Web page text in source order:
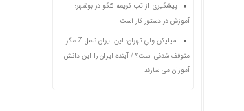
پیشگیری از تب کریمه کنگو در بوشهر؛
آموزش در دستور کار است
سیلیکن ولیِ تهران؛ این ایران نسل Z مگر
متوقف شدنی است؟ / آینده ایران را این دانش
آموزان می سازند